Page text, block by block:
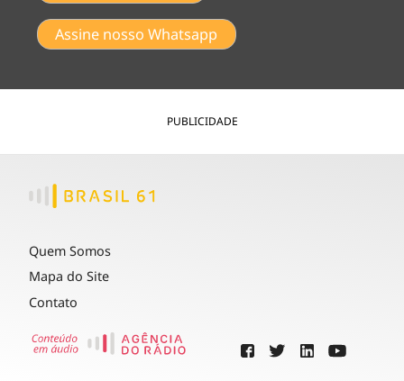
Assine nosso Whatsapp
PUBLICIDADE
Quem Somos
Mapa do Site
Contato